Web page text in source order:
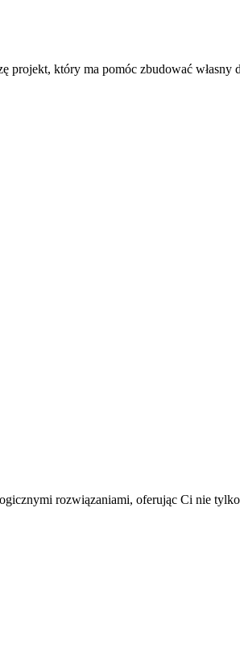
który ma pomóc zbudować własny
rozwiązaniami, oferując Ci nie